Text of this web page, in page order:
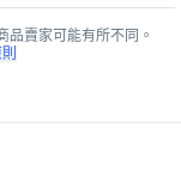
品賣家可能有所不同。